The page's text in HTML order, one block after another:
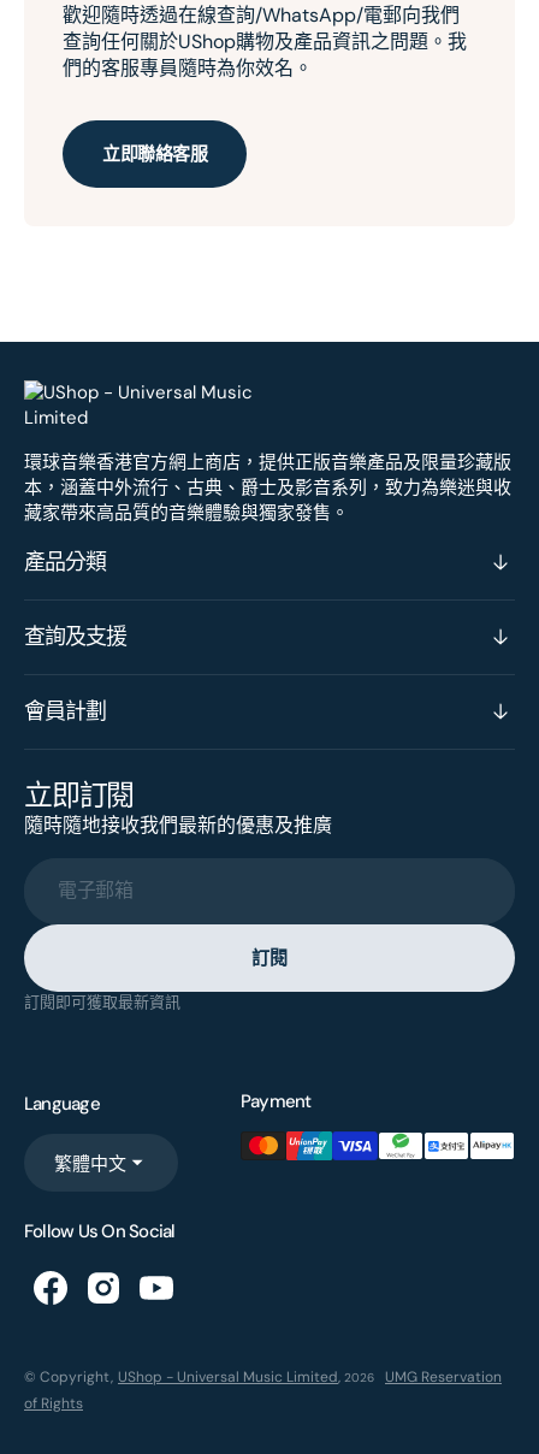
歡迎隨時透過在線查詢/WhatsApp/電郵向我們
查詢任何關於UShop購物及產品資訊之問題。我
們的客服專員隨時為你效名。
立即聯絡客服
環球音樂香港官方網上商店，提供正版音樂產品及限量珍藏版
本，涵蓋中外流行、古典、爵士及影音系列，致力為樂迷與收
藏家帶來高品質的音樂體驗與獨家發售。
產品分類
查詢及支援
會員計劃
立即訂閱
隨時隨地接收我們最新的優惠及推廣
電子郵箱
訂閱
訂閱即可獲取最新資訊
Language
繁體中文
Payment
Follow Us On Social
© Copyright, UShop - Universal Music Limited, 2026
UMG Reservation
of Rights